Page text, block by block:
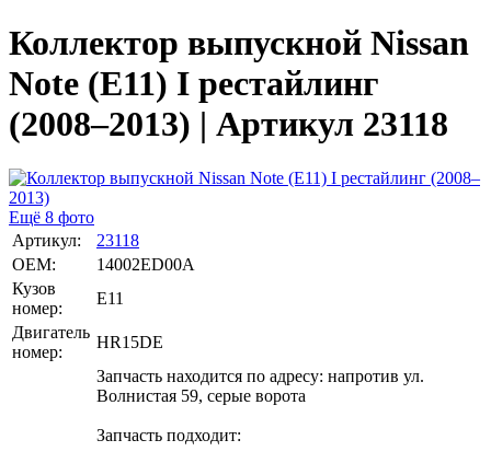
Коллектор выпускной Nissan
Note (E11) I рестайлинг
(2008–2013) | Артикул 23118
Ещё 8 фото
Артикул:
23118
OEM:
14002ED00A
Кузов
номер:
E11
Двигатель
номер:
HR15DE
Запчасть находится по адресу: напротив ул.
Волнистая 59, серые ворота
Запчасть подходит: